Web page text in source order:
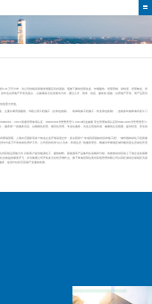
米，为公司持续高质量发展奠定良好基础。现旗下拥有世荣实业、年顺建筑、世荣营销、绿怡居、世荣物业、世
金年会以房地产开发为基点，以探索多元化发展为方向，通过人才、资本、信息、服务的链接，以房地产开发、资产运营为
造更大价值。
主要从事房屋建筑、市政公用工程施工（总承包叁级）、装饰装修工程施工（专业承包贰级），连续多年被珠海市及斗门
通过ISO9001：2015质量管理体系认证、ISO45001：2018职业健康安全管理体系认证和ISO14001：
第一”的服务宗旨，以规模化经营、规范化管理、专业化服务，为业主营造和谐、健康的生活氛围，提供舒适、安全的
深圳赛瑞景观、上海水石国际等多个知名企业开展深度合作，多次获得“广东省风景园林优良样板工程”、“城市园林绿化工程质量
多万平米的绿化养护工作。公司坚持尚崇“以人为本，和谐生态”的服务理念，竭诚为华南地区城市建设及生态绿化作贡
链运营能力为目标客户提供能源化工、建筑材料、新能源等产品集约化采购和分销，有效推动供应链上下游企业实现降
效益与社会效益的量质齐飞，并为集团公司开拓多元化经济增长点。旗下珠海世荣拉美供应链管理有限公司以高栏港综合保税区为基
，促进中拉经济贸易产业蓬勃发展。